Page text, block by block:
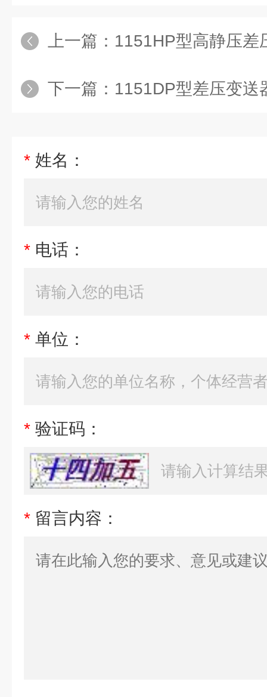
上一篇： 1151HP型高静压差
下一篇： 1151DP型差压变送
* 姓名：
* 电话：
* 单位：
* 验证码：
* 留言内容：